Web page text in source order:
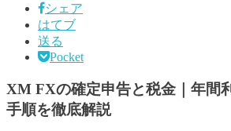
シェア
はてブ
送る
Pocket
XM FXの確定申告と税金｜年間
手順を徹底解説